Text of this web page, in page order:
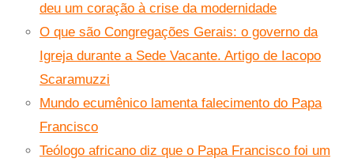
deu um coração à crise da modernidade
O que são Congregações Gerais: o governo da
Igreja durante a Sede Vacante. Artigo de Iacopo
Scaramuzzi
Mundo ecumênico lamenta falecimento do Papa
Francisco
Teólogo africano diz que o Papa Francisco foi um